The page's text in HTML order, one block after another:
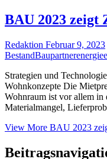
BAU 2023 zeigt
Redaktion Februar 9, 2023
BestandBaupartner
Strategien und
Wohnkonzepte Die
Wohnraum ist vor allem in
Materialmangel,
View More BAU 2023